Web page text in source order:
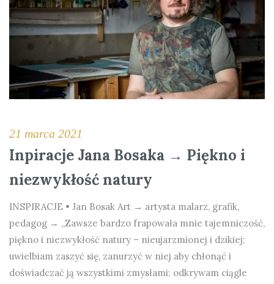
21 marca 2021
Inpiracje Jana Bosaka → Piękno i
niezwykłość natury
INSPIRACJE • Jan Bosak Art → artysta malarz, grafik,
pedagog → „Zawsze bardzo frapowała mnie tajemniczość,
piękno i niezwykłość natury – nieujarzmionej i dzikiej;
uwielbiam zaszyć się, zanurzyć w niej aby chłonąć i
doświadczać ją wszystkimi zmysłami; odkrywam ciągle